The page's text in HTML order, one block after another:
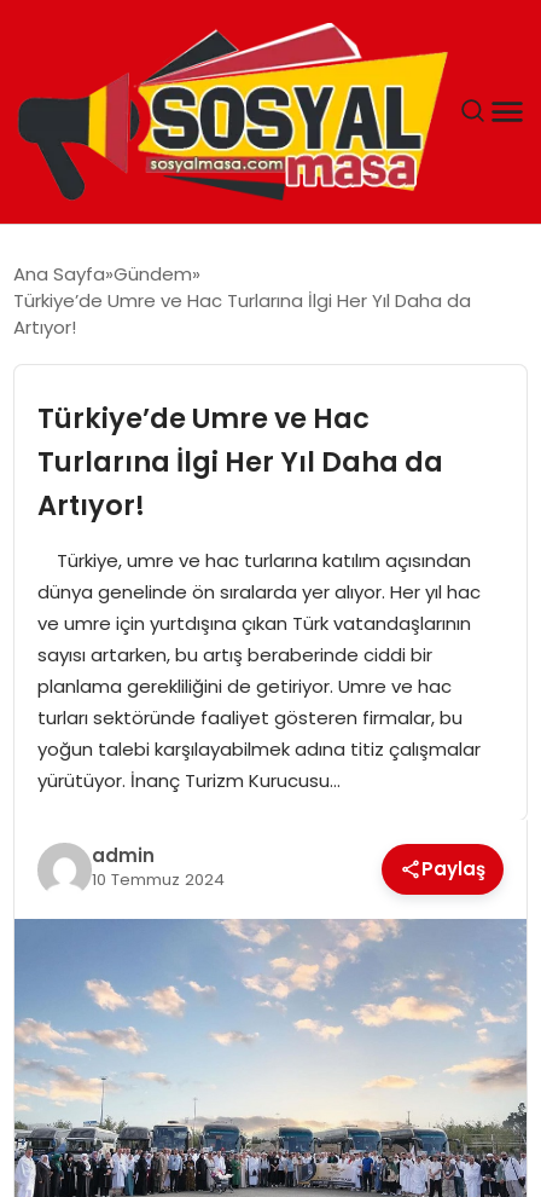
EKONOMI
TEKNOLOJI
EĞITIM
SPOR
GÜNDEM
MAGAZIN
Ana Sayfa Gündem
Türkiye’de Umre ve Hac Turlarına İlgi Her Yıl Daha da
Artıyor!
Türkiye’de Umre ve Hac
Turlarına İlgi Her Yıl Daha da
Artıyor!
Türkiye, umre ve hac turlarına katılım açısından
dünya genelinde ön sıralarda yer alıyor. Her yıl hac
ve umre için yurtdışına çıkan Türk vatandaşlarının
sayısı artarken, bu artış beraberinde ciddi bir
planlama gerekliliğini de getiriyor. Umre ve hac
turları sektöründe faaliyet gösteren firmalar, bu
yoğun talebi karşılayabilmek adına titiz çalışmalar
yürütüyor. İnanç Turizm Kurucusu…
admin
10 Temmuz 2024 Paylaş